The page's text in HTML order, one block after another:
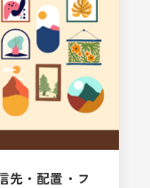
先・配置・フ